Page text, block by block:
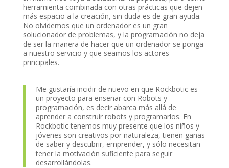
herramienta combinada con otras prácticas que dejen
más espacio a la creación, sin duda es de gran ayuda.
No olvidemos que un ordenador es un gran
solucionador de problemas, y la programación no deja
de ser la manera de hacer que un ordenador se ponga
a nuestro servicio y que seamos los actores
principales.
Me gustaría incidir de nuevo en que Rockbotic es
un proyecto para enseñar con Robots y
programación, es decir abarca más allá de
aprender a construir robots y programarlos. En
Rockbotic tenemos muy presente que los niños y
jóvenes son creativos por naturaleza, tienen ganas
de saber y descubrir, emprender, y sólo necesitan
tener la motivación suficiente para seguir
desarrollándolas.